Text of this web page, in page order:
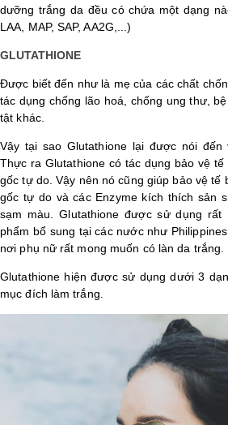
dưỡng trắng da đều có chứa một dạng
LAA, MAP, SAP, AA2G,...)
GLUTATHIONE
Được biết đến như là mẹ của các chất
tác dụng chống lão hoá, chống ung thư,
tật khác.
Vậy tại sao Glutathione lại được nói
Thực ra Glutathione có tác dụng bảo vệ
gốc tự do. Vậy nên nó cũng giúp bảo vệ tế
gốc tự do và các Enzyme kích thích sản
sạm màu. Glutathione được sử dụng
phẩm bổ sung tại các nước như
nơi phụ nữ rất mong muốn có làn da trắng.
Glutathione hiện được sử dụng dưới 3
mục đích làm trắng.